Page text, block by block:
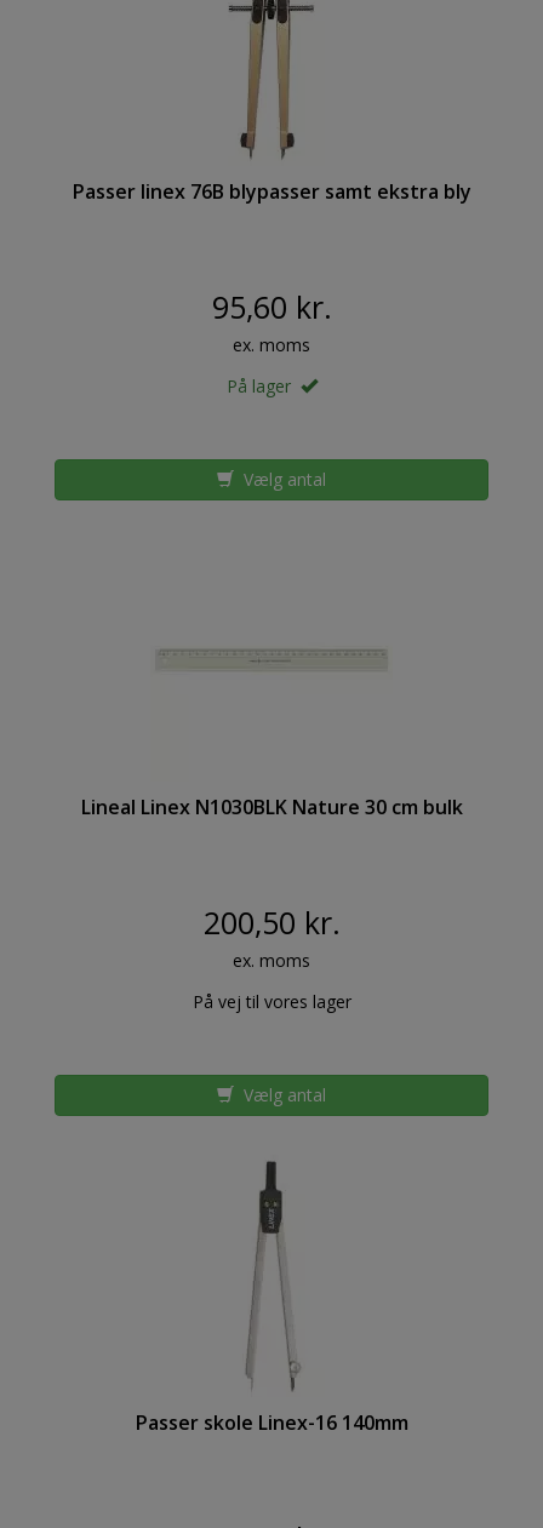
Passer linex 76B blypasser samt ekstra bly
95,60 kr.
ex. moms
På lager
Vælg antal
Lineal Linex N1030BLK Nature 30 cm bulk
200,50 kr.
ex. moms
På vej til vores lager
Vælg antal
Passer skole Linex-16 140mm